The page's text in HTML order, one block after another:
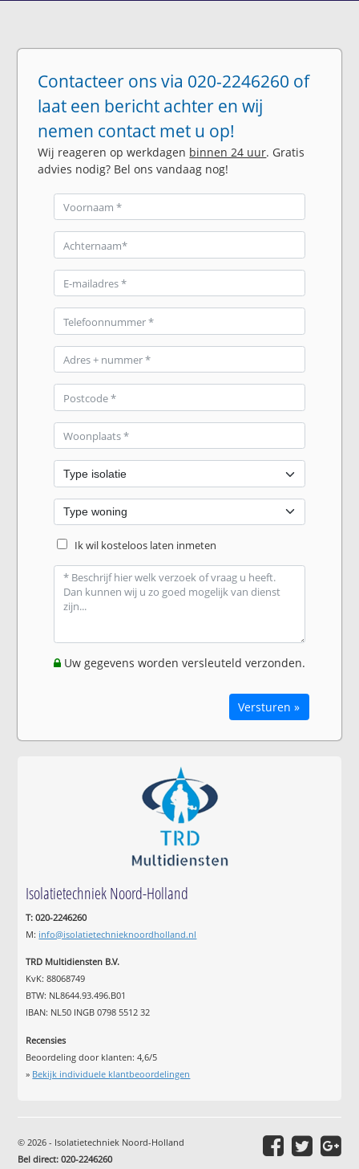
Contacteer ons via 020-2246260 of
laat een bericht achter en wij
nemen contact met u op!
Wij reageren op werkdagen binnen 24 uur. Gratis
advies nodig? Bel ons vandaag nog!
Ik wil kosteloos laten inmeten
Uw gegevens worden versleuteld verzonden.
Versturen »
Isolatietechniek Noord-Holland
T: 020-2246260
M: info@isolatietechnieknoordholland.nl
TRD Multidiensten B.V.
KvK: 88068749
BTW: NL8644.93.496.B01
IBAN: NL50 INGB 0798 5512 32
Recensies
Beoordeling door klanten:4,6/5
» Bekijk individuele klantbeoordelingen
© 2026 - Isolatietechniek Noord-Holland
Bel direct: 020-2246260